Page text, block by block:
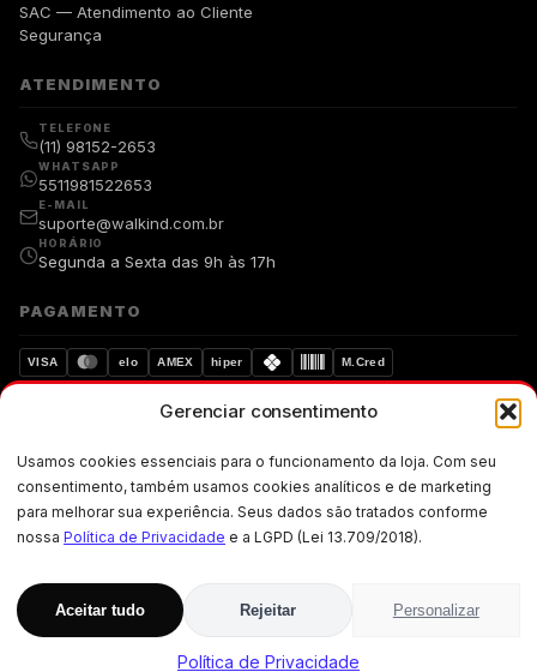
Gerenciar consentimento
Usamos cookies essenciais para o funcionamento da loja. Com seu
consentimento, também usamos cookies analíticos e de marketing
para melhorar sua experiência. Seus dados são tratados conforme
nossa Política de Privacidade e a LGPD (Lei 13.709/2018).
Aceitar tudo Rejeitar Personalizar
Política de Privacidade
SAC — Atendimento ao Cliente
Segurança
ATENDIMENTO
TELEFONE
(11) 98152-2653
WHATSAPP
5511981522653
E-MAIL
suporte@walkind.com.br
HORÁRIO
Segunda a Sexta das 9h às 17h
PAGAMENTO
VISA elo AMEX hiper M.Cred
Dados protegidos
Walkind. Copyright © 2019-walkind.com.br Todos os direitos
reservados. Os preços, promoções, condições de pagamento, frete e
produtos são válidos exclusivamente para compras realizadas via
internet.